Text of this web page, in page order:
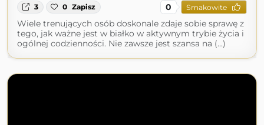
3 0 Zapisz 0 Smakowite
Wiele trenujących osób doskonale zdaje sobie sprawę z
tego, jak ważne jest w białko w aktywnym trybie życia i
ogólnej codzienności. Nie zawsze jest szansa na (...)